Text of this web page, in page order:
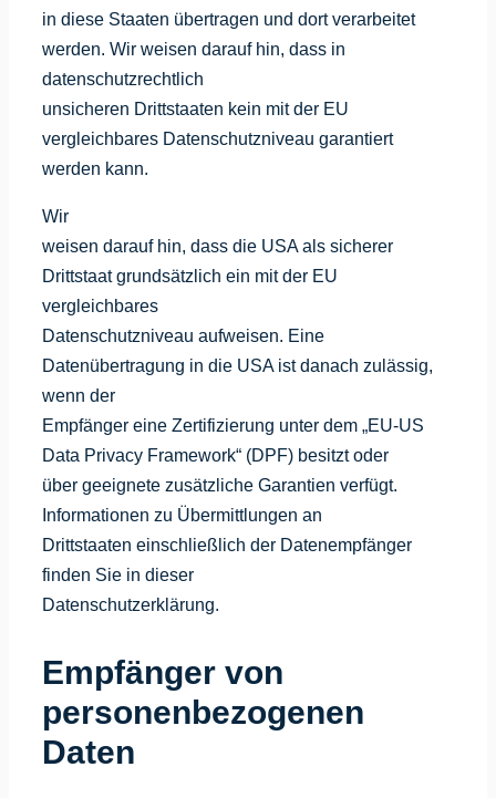
in diese Staaten übertragen und dort verarbeitet
werden. Wir weisen darauf hin, dass in
datenschutzrechtlich
unsicheren Drittstaaten kein mit der EU
vergleichbares Datenschutzniveau garantiert
werden kann.
Wir
weisen darauf hin, dass die USA als sicherer
Drittstaat grundsätzlich ein mit der EU
vergleichbares
Datenschutzniveau aufweisen. Eine
Datenübertragung in die USA ist danach zulässig,
wenn der
Empfänger eine Zertifizierung unter dem „EU-US
Data Privacy Framework“ (DPF) besitzt oder
über geeignete zusätzliche Garantien verfügt.
Informationen zu Übermittlungen an
Drittstaaten einschließlich der Datenempfänger
finden Sie in dieser
Datenschutzerklärung.
Empfänger von
personenbezogenen
Daten